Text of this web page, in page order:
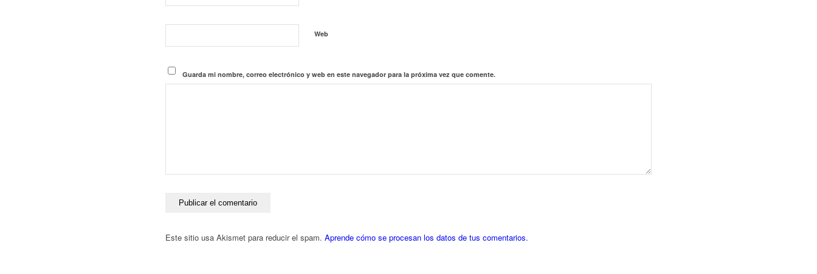
Web
Guarda mi nombre, correo electrónico y web en este navegador para la próxima vez que comente.
Este sitio usa Akismet para reducir el spam. Aprende cómo se procesan los datos de tus comentarios.